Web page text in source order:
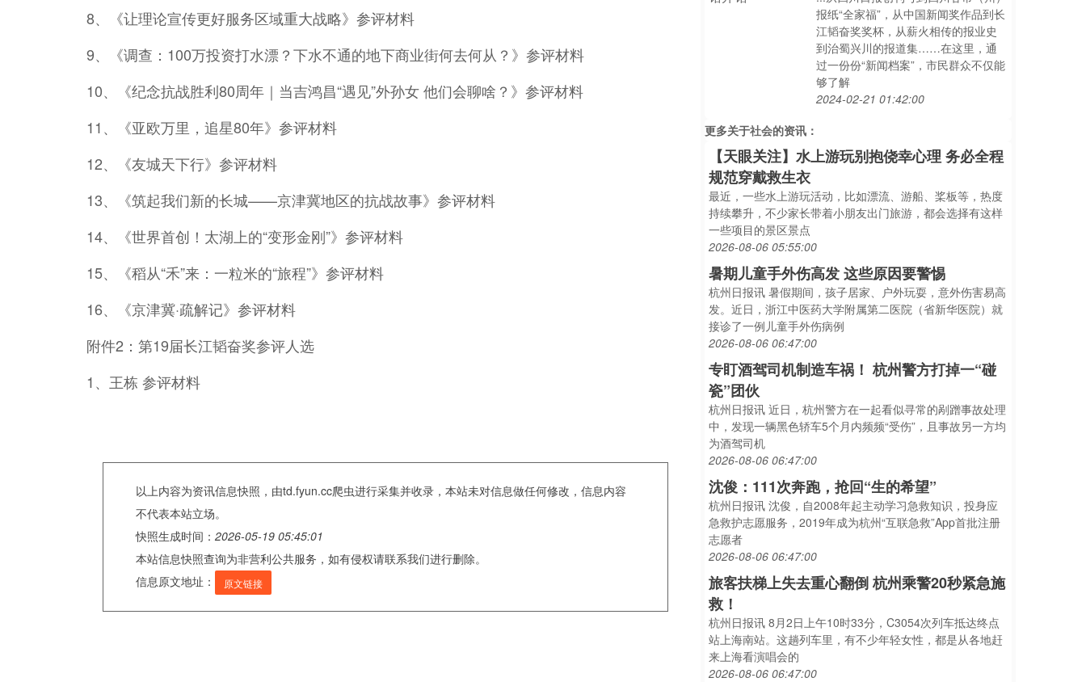
8、《让理论宣传更好服务区域重大战略》参评材料
9、《调查：100万投资打水漂？下水不通的地下商业街何去何从？》参评材料
10、《纪念抗战胜利80周年｜当吉鸿昌“遇见”外孙女 他们会聊啥？》参评材料
11、《亚欧万里，追星80年》参评材料
12、《友城天下行》参评材料
13、《筑起我们新的长城——京津冀地区的抗战故事》参评材料
14、《世界首创！太湖上的“变形金刚”》参评材料
15、《稻从“禾”来：一粒米的“旅程”》参评材料
16、《京津冀·疏解记》参评材料
附件2：第19届长江韬奋奖参评人选
1、王栋 参评材料
以上内容为资讯信息快照，由td.fyun.cc爬虫进行采集并收录，本站未对信息做任何修改，信息内容
不代表本站立场。
快照生成时间： 2026-05-19 05:45:01
本站信息快照查询为非营利公共服务，如有侵权请联系我们进行删除。
信息原文地址：
原文链接
报纸“全家福”，从中国新闻奖作品到长
江韬奋奖奖杯，从薪火相传的报业史
到治蜀兴川的报道集……在这里，通
过一份份“新闻档案”，市民群众不仅能
够了解
2024-02-21 01:42:00
更多关于社会的资讯：
【天眼关注】水上游玩别抱侥幸心理 务必全程
规范穿戴救生衣
最近，一些水上游玩活动，比如漂流、游船、桨板等，热度
持续攀升，不少家长带着小朋友出门旅游，都会选择有这样
一些项目的景区景点
2026-08-06 05:55:00
暑期儿童手外伤高发 这些原因要警惕
杭州日报讯 暑假期间，孩子居家、户外玩耍，意外伤害易高
发。近日，浙江中医药大学附属第二医院（省新华医院）就
接诊了一例儿童手外伤病例
2026-08-06 06:47:00
专盯酒驾司机制造车祸！ 杭州警方打掉一“碰
瓷”团伙
杭州日报讯 近日，杭州警方在一起看似寻常的剐蹭事故处理
中，发现一辆黑色轿车5个月内频频“受伤”，且事故另一方均
为酒驾司机
2026-08-06 06:47:00
沈俊：111次奔跑，抢回“生的希望”
杭州日报讯 沈俊，自2008年起主动学习急救知识，投身应
急救护志愿服务，2019年成为杭州“互联急救”App首批注册
志愿者
2026-08-06 06:47:00
旅客扶梯上失去重心翻倒 杭州乘警20秒紧急施
救！
杭州日报讯 8月2日上午10时33分，C3054次列车抵达终点
站上海南站。这趟列车里，有不少年轻女性，都是从各地赶
来上海看演唱会的
2026-08-06 06:47:00